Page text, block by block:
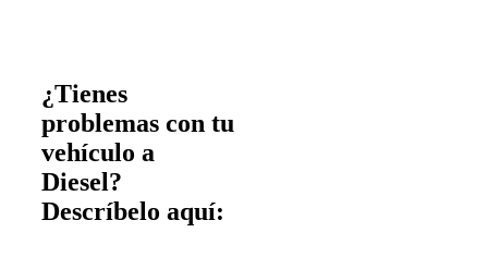
¿Tienes
problemas con tu
vehículo a
Diesel?
Descríbelo aquí: